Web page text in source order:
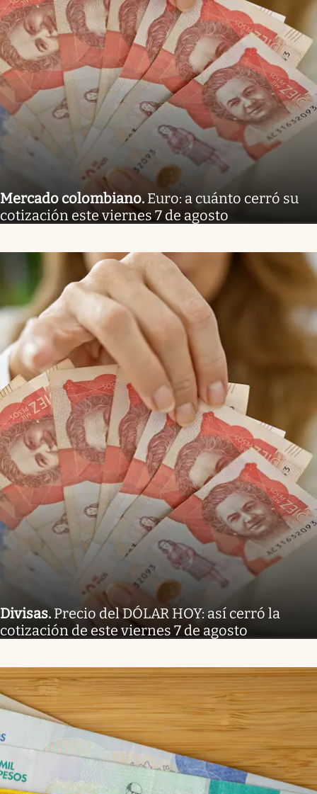
Mercado colombiano. Euro: a cuánto cerró su
cotización este viernes 7 de agosto
Divisas.Precio del DÓLAR HOY: así cerró la
cotización de este viernes 7 de agosto